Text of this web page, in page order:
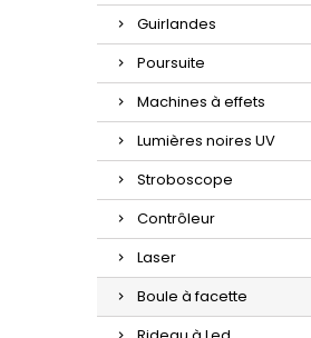
Guirlandes
Poursuite
Machines à effets
Lumières noires UV
Stroboscope
Contrôleur
Laser
Boule à facette